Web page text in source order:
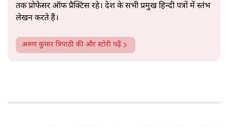
तक प्रोफेसर ऑफ प्रैक्टिस रहे। देश के सभी प्रमुख हिन्दी पत्रों में स्तंभ
लेखन करते हैं।
अरुण कुमार त्रिपाठी की और स्टोरी पढ़ें